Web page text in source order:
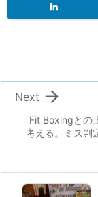
Fit Boxingとの
考える。ミス判

Next